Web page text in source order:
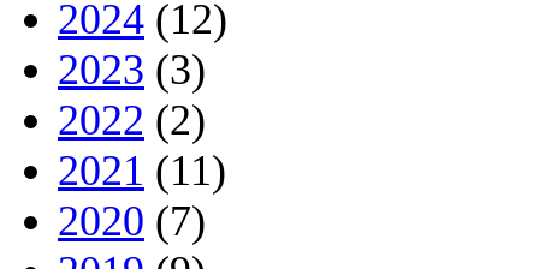
2024 (12)
2023 (3)
2022 (2)
2021 (11)
2020 (7)